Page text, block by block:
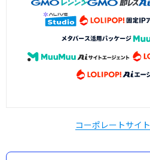
コーポレートサイト